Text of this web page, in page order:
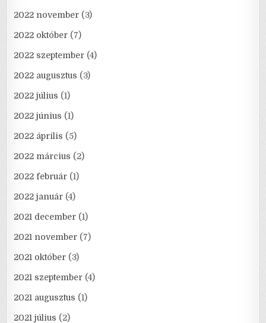
2022 november (3)
2022 október (7)
2022 szeptember (4)
2022 augusztus (3)
2022 július (1)
2022 június (1)
2022 április (5)
2022 március (2)
2022 február (1)
2022 január (4)
2021 december (1)
2021 november (7)
2021 október (3)
2021 szeptember (4)
2021 augusztus (1)
2021 július (2)